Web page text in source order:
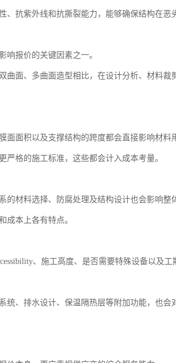
、抗紫外线和抗撕裂能力，能够确保结构在恶
响报价的关键因素之一。
曲面、多曲面造型相比，在设计分析、材料
面面积以及支撑结构的跨度都会直接影响材料
严格的施工标准，这些都会计入成本考量。
的材料选择、防腐处理及结构设计也会影响整
成本上各有特点。
、施工高度、是否需要特殊设备以及工
统、排水设计、保温隔热层等附加功能，也会